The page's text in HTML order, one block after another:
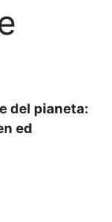
del pianeta:
ed